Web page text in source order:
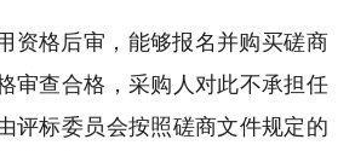
资格后审，能够报名并购买磋商
审查合格，采购人对此不承担任
评标委员会按照磋商文件规定的